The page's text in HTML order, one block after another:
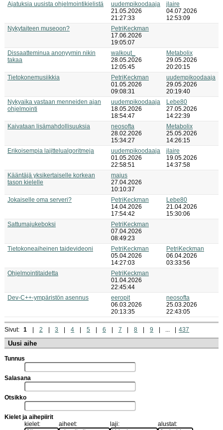
Ajatuksia uusista ohjelmointikielistä
uudempikoodaaja
21.05.2026
21:27:33
jlaire
04.07.2026
12:53:09
Nykytaiteen museoon?
PetriKeckman
17.06.2026
19:05:07
Dissaatteminua anonyymin nikin
takaa
walkout_
28.05.2026
12:05:45
Metabolix
29.05.2026
20:20:15
Tietokonemusiikkia
PetriKeckman
01.05.2026
09:08:31
uudempikoodaaja
29.05.2026
20:19:40
Nykyaika vastaan menneiden ajan
ohjelmointi
uudempikoodaaja
18.05.2026
18:54:47
Lebe80
27.05.2026
14:22:39
Kaivataan lisämahdollisuuksia
neosofta
28.02.2026
15:34:27
Metabolix
25.05.2026
14:26:15
Erikoisempia lajittelualgoritmeja
uudempikoodaaja
01.05.2026
22:58:51
jlaire
19.05.2026
14:37:58
Kääntäjä yksikertaiselle korkean
tason kielelle
majus
27.04.2026
10:10:37
Jokaiselle oma serveri?
PetriKeckman
14.04.2026
17:54:42
Lebe80
21.04.2026
15:30:06
Sattumajukeboksi
PetriKeckman
07.04.2026
08:49:23
Tietokoneaiheinen taidevideoni
PetriKeckman
05.04.2026
14:27:03
PetriKeckman
06.04.2026
03:33:56
Ohjelmointitaidetta
PetriKeckman
01.04.2026
22:45:44
Dev-C++-ympäristön asennus
eeropit
06.03.2026
20:13:35
neosofta
25.03.2026
22:43:05
Sivut: 1 2 3 4 5 6 7 8 9 ... 437
Uusi aihe
Tunnus
Salasana
Otsikko
Kielet ja aihepiirit
kielet:
aiheet: laji: alustat: